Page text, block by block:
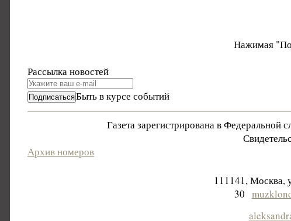
Нажимая
Рассылка новостей
Быть в курсе событий
Газета зарегистрирована в
Архив номеров
111141, Москва,
30